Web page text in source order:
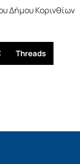
Δήμου Κορινθίων
Threads